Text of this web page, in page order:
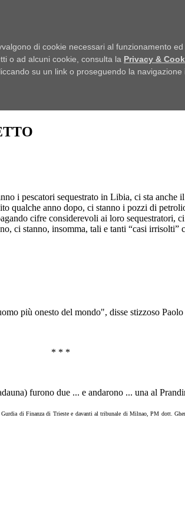
i pescatori sequestrato in Libia, ci sta
qualche anno dopo, ci stanno i pozzi di
cifre considerevoli ai loro sequestratori,
ci stanno, insomma, tali e tanti “casi
più onesto del mondo", disse stizzoso
* * *
furono due ... e andarono ... una al
di Finanza di Trieste e davanti al tribunale di Milnao, PM dott.
di cookie necessari al funzionamento
o ad alcuni cookie, consulta la Privacy &
su un link o proseguendo la navigazione